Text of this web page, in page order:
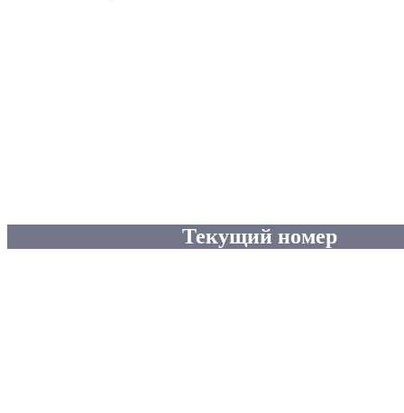
Текущий номер